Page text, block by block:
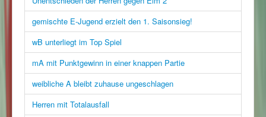
gemischte E-Jugend erzielt den 1. Saisonsieg!
wB unterliegt im Top Spiel
mA mit Punktgewinn in einer knappen Partie
weibliche A bleibt zuhause ungeschlagen
Herren mit Totalausfall